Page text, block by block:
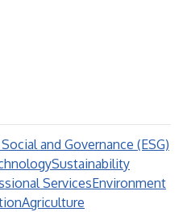
and Governance (ESG)
Sustainability
ServicesEnvironment
Agriculture